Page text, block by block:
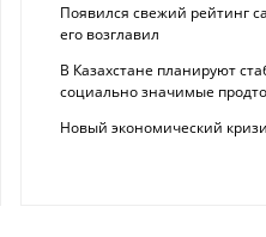
Появился свежий рейтинг
его возглавил
В Казахстане планируют
социально значимые
Новый экономический